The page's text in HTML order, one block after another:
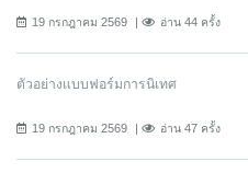
19 กรกฎาคม 2569 อ่าน 44 ครั้ง
ตัวอย่างแบบฟอร์มการนิเทศ
19 กรกฎาคม 2569 อ่าน 47 ครั้ง